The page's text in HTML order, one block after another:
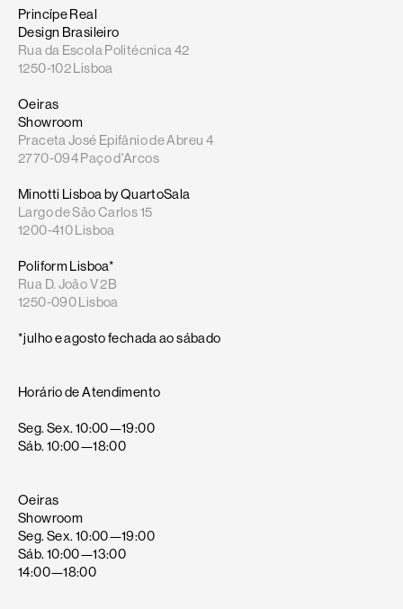
Princípe Real
Design Brasileiro
Rua da Escola Politécnica 42
1250-102 Lisboa
Oeiras
Showroom
Praceta José Epifânio de Abreu 4
2770-094 Paço d'Arcos
Minotti Lisboa by QuartoSala
Largo de São Carlos 15
1200-410 Lisboa
Poliform Lisboa*
Rua D. João V 2B
1250-090 Lisboa
*julho e agosto fechada ao sábado
Horário de Atendimento
Seg. Sex. 10:00—19:00
Sáb. 10:00—18:00
Oeiras
Showroom
Seg. Sex. 10:00—19:00
Sáb. 10:00—13:00
14:00—18:00